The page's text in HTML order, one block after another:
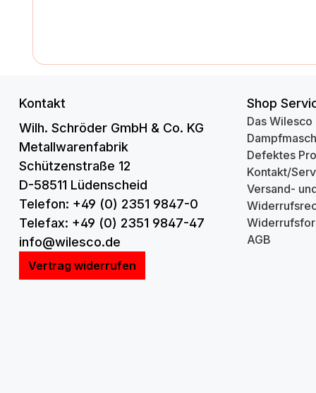
Kontakt
Wilh. Schröder GmbH & Co. KG
Metallwarenfabrik
Schützenstraße 12
D-58511 Lüdenscheid
Telefon: +49 (0) 2351 9847-0
Telefax: +49 (0) 2351 9847-47
info@wilesco.de
Vertrag widerrufen
Shop
Das
Defektes
Kontakt/
Versand-
AGB